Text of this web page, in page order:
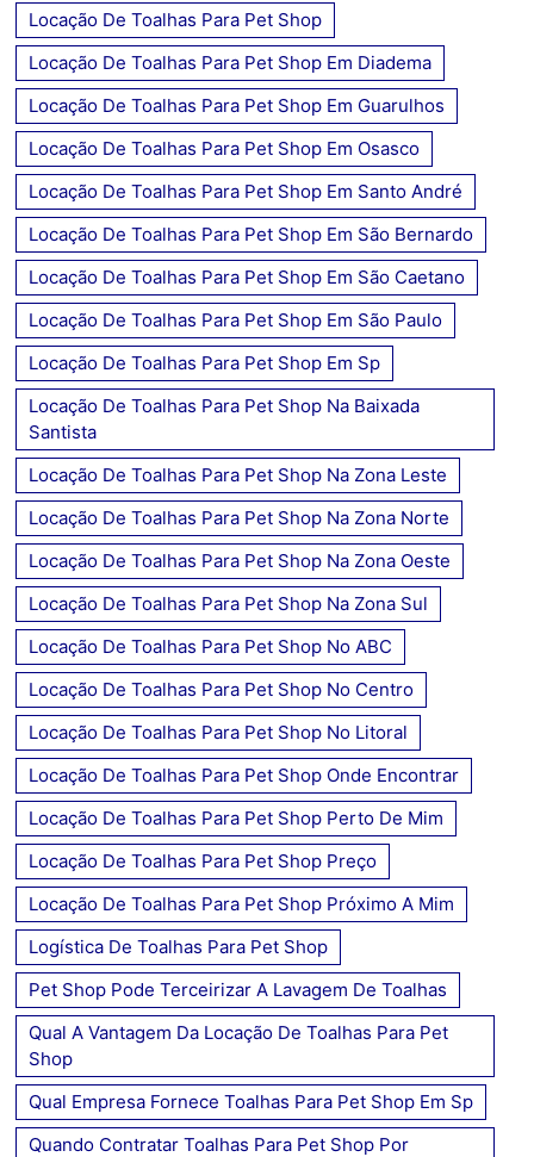
Locação De Toalhas Para Pet Shop
Locação De Toalhas Para Pet Shop Em Diadema
Locação De Toalhas Para Pet Shop Em Guarulhos
Locação De Toalhas Para Pet Shop Em Osasco
Locação De Toalhas Para Pet Shop Em Santo André
Locação De Toalhas Para Pet Shop Em São Bernardo
Locação De Toalhas Para Pet Shop Em São Caetano
Locação De Toalhas Para Pet Shop Em São Paulo
Locação De Toalhas Para Pet Shop Em Sp
Locação De Toalhas Para Pet Shop Na Baixada
Santista
Locação De Toalhas Para Pet Shop Na Zona Leste
Locação De Toalhas Para Pet Shop Na Zona Norte
Locação De Toalhas Para Pet Shop Na Zona Oeste
Locação De Toalhas Para Pet Shop Na Zona Sul
Locação De Toalhas Para Pet Shop No ABC
Locação De Toalhas Para Pet Shop No Centro
Locação De Toalhas Para Pet Shop No Litoral
Locação De Toalhas Para Pet Shop Onde Encontrar
Locação De Toalhas Para Pet Shop Perto De Mim
Locação De Toalhas Para Pet Shop Preço
Locação De Toalhas Para Pet Shop Próximo A Mim
Logística De Toalhas Para Pet Shop
Pet Shop Pode Terceirizar A Lavagem De Toalhas
Qual A Vantagem Da Locação De Toalhas Para Pet
Shop
Qual Empresa Fornece Toalhas Para Pet Shop Em Sp
Quando Contratar Toalhas Para Pet Shop Por